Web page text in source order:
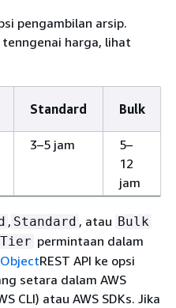
pengambilan arsip.
harga, lihat
Standard Bulk
3–5 jam
5–
12
jam
, Standard , atau Bulk
Tier permintaan dalam
REST API ke opsi
setara dalam AWS
CLI) atau AWS SDKs. Jika